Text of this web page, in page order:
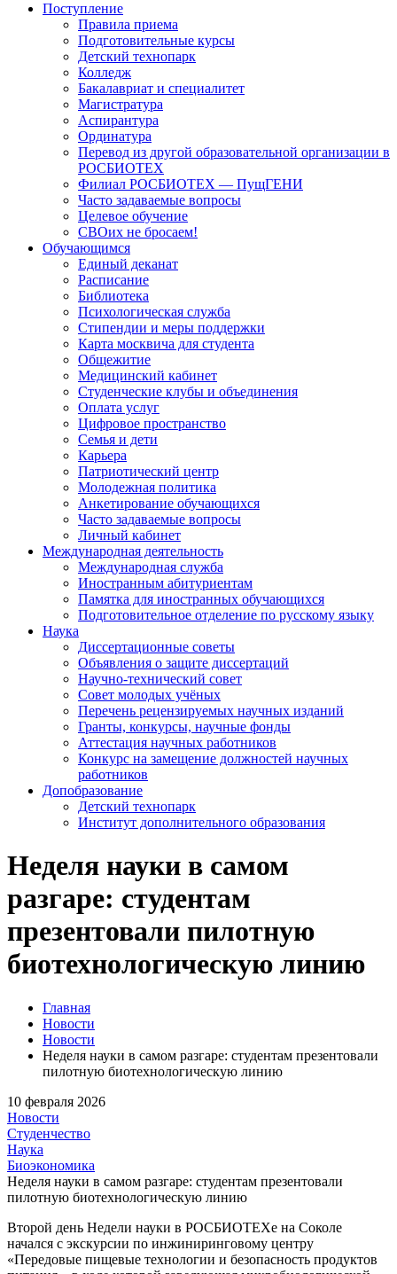
Поступление
Правила приема
Подготовительные курсы
Детский технопарк
Колледж
Бакалавриат и специалитет
Магистратура
Аспирантура
Ординатура
Перевод из другой образовательной организации в
РОСБИОТЕХ
Филиал РОСБИОТЕХ — ПущГЕНИ
Часто задаваемые вопросы
Целевое обучение
СВОих не бросаем!
Обучающимся
Единый деканат
Расписание
Библиотека
Психологическая служба
Стипендии и меры поддержки
Карта москвича для студента
Общежитие
Медицинский кабинет
Студенческие клубы и объединения
Оплата услуг
Цифровое пространство
Семья и дети
Карьера
Патриотический центр
Молодежная политика
Анкетирование обучающихся
Часто задаваемые вопросы
Личный кабинет
Международная деятельность
Международная служба
Иностранным абитуриентам
Памятка для иностранных обучающихся
Подготовительное отделение по русскому языку
Наука
Диссертационные советы
Объявления о защите диссертаций
Научно-технический совет
Совет молодых учёных
Перечень рецензируемых научных изданий
Гранты, конкурсы, научные фонды
Аттестация научных работников
Конкурс на замещение должностей научных
работников
Допобразование
Детский технопарк
Институт дополнительного образования
Неделя науки в самом
разгаре: студентам
презентовали пилотную
биотехнологическую линию
Главная
Новости
Новости
Неделя науки в самом разгаре: студентам презентовали
пилотную биотехнологическую линию
10 февраля 2026
Новости
Студенчество
Наука
Биоэкономика
Неделя науки в самом разгаре: студентам презентовали
пилотную биотехнологическую линию
Второй день Недели науки в РОСБИОТЕХе на Соколе
начался с экскурсии по инжиниринговому центру
«Передовые пищевые технологии и безопасность продуктов